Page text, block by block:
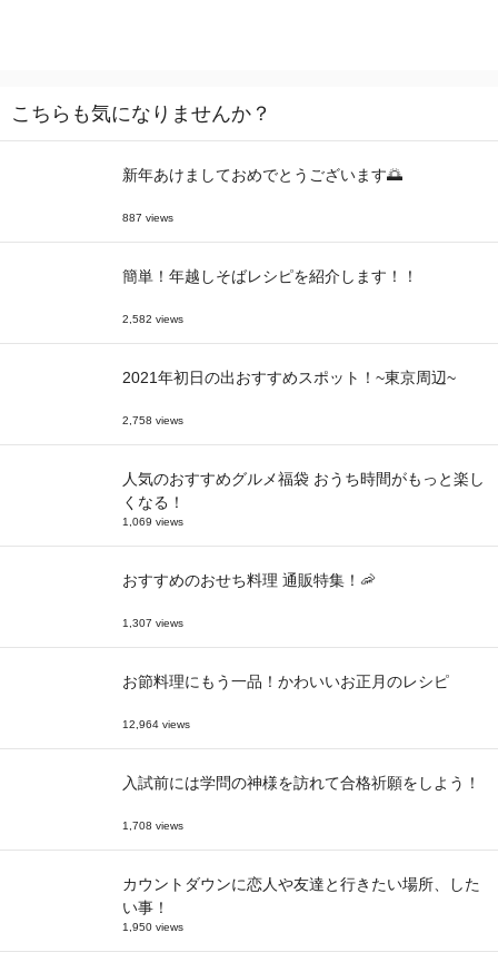
こちらも気になりませんか？
新年あけましておめでとうございます🌅
887 views
簡単！年越しそばレシピを紹介します！！
2,582 views
2021年初日の出おすすめスポット！~東京周辺~
2,758 views
人気のおすすめグルメ福袋 おうち時間がもっと楽し
くなる！
1,069 views
おすすめのおせち料理 通販特集！🦐
1,307 views
お節料理にもう一品！かわいいお正月のレシピ
12,964 views
入試前には学問の神様を訪れて合格祈願をしよう！
1,708 views
カウントダウンに恋人や友達と行きたい場所、した
い事！
1,950 views